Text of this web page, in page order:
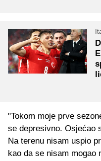
"Tokom moje prve
se depresivno. Osjećao
Na terenu nisam uspio
kao da se nisam mogao